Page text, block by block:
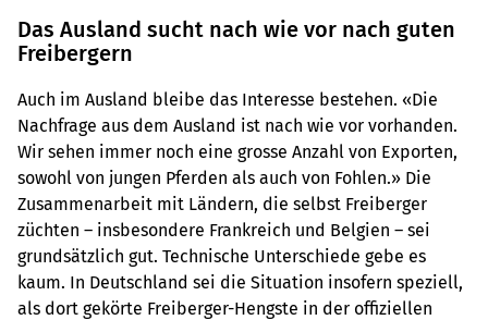
Das Ausland sucht nach wie vor nach guten
Freibergern
Auch im Ausland bleibe das Interesse bestehen. «Die
Nachfrage aus dem Ausland ist nach wie vor vorhanden.
Wir sehen immer noch eine grosse Anzahl von Exporten,
sowohl von jungen Pferden als auch von Fohlen.» Die
Zusammenarbeit mit Ländern, die selbst Freiberger
züchten – insbesondere Frankreich und Belgien – sei
grundsätzlich gut. Technische Unterschiede gebe es
kaum. In Deutschland sei die Situation insofern speziell,
als dort gekörte Freiberger-Hengste in der offiziellen